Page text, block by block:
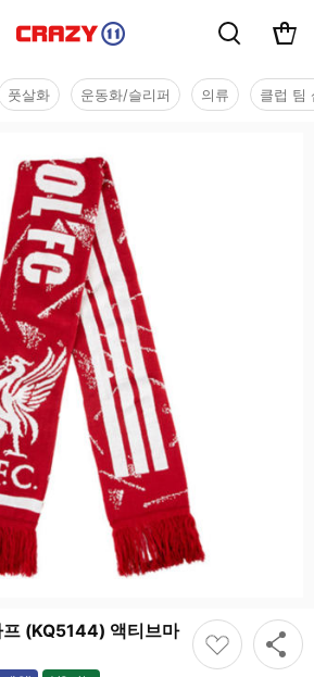
풋살화 운동화/슬리퍼 의류 클럽 팀
(KQ5144) 액티브마